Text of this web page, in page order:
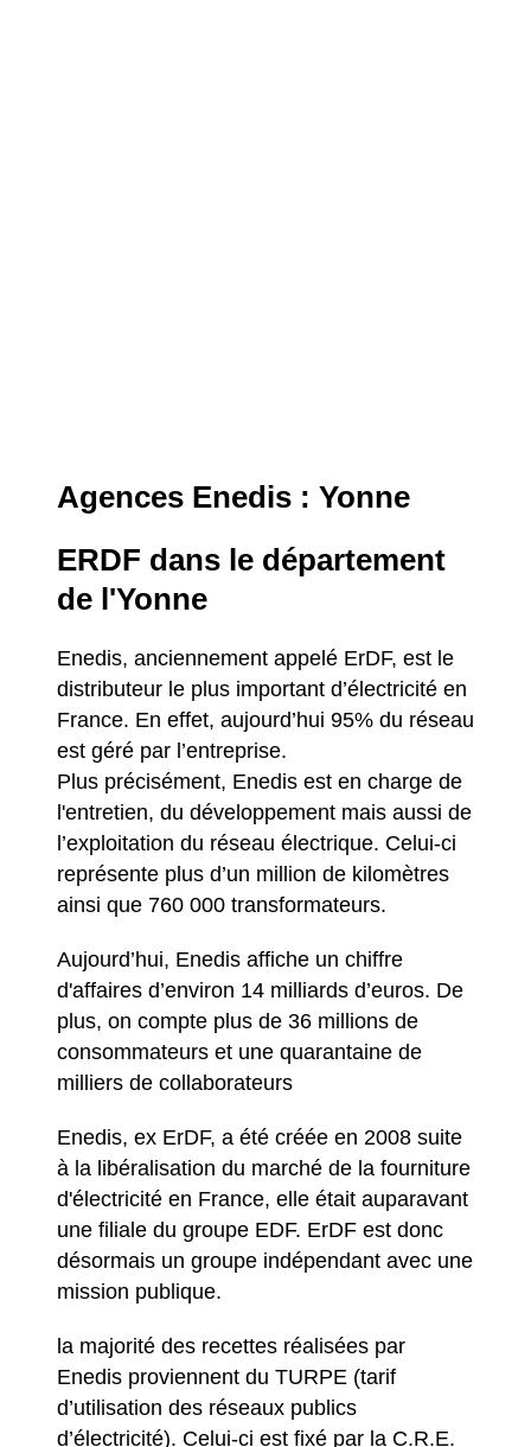
Agences Enedis : Yonne
ERDF dans le département
de l'Yonne
Enedis, anciennement appelé ErDF, est le
distributeur le plus important d’électricité en
France. En effet, aujourd’hui 95% du réseau
est géré par l’entreprise.
Plus précisément, Enedis est en charge de
l'entretien, du développement mais aussi de
l’exploitation du réseau électrique. Celui-ci
représente plus d’un million de kilomètres
ainsi que 760 000 transformateurs.
Aujourd’hui, Enedis affiche un chiffre
d'affaires d’environ 14 milliards d’euros. De
plus, on compte plus de 36 millions de
consommateurs et une quarantaine de
milliers de collaborateurs
Enedis, ex ErDF, a été créée en 2008 suite
à la libéralisation du marché de la fourniture
d'électricité en France, elle était auparavant
une filiale du groupe EDF. ErDF est donc
désormais un groupe indépendant avec une
mission publique.
la majorité des recettes réalisées par
Enedis proviennent du TURPE (tarif
d’utilisation des réseaux publics
d’électricité). Celui-ci est fixé par la C.R.E.